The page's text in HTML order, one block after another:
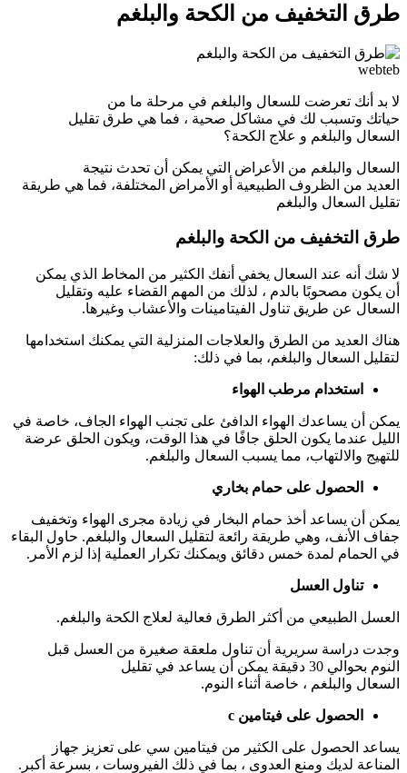
طرق التخفيف من الكحة والبلغم
webteb
لا بد أنك تعرضت للسعال والبلغم في مرحلة ما من
حياتك وتسبب لك في مشاكل صحية ، فما هي طرق تقليل
السعال والبلغم و علاج الكحة؟
السعال والبلغم من الأعراض التي يمكن أن تحدث نتيجة
العديد من الظروف الطبيعية أو الأمراض المختلفة، فما هي طريقة
تقليل السعال والبلغم
طرق التخفيف من الكحة والبلغم
لا شك أنه عند السعال يخفي أنفك الكثير من المخاط الذي يمكن
أن يكون مصحوبًا بالدم ، لذلك من المهم القضاء عليه وتقليل
السعال عن طريق تناول الفيتامينات والأعشاب وغيرها.
هناك العديد من الطرق والعلاجات المنزلية التي يمكنك استخدامها
لتقليل السعال والبلغم، بما في ذلك:
استخدام مرطب الهواء
يمكن أن يساعدك الهواء الدافئ على تجنب الهواء الجاف، خاصة في
الليل عندما يكون الحلق جافًا في هذا الوقت، ويكون الحلق عرضة
للتهيج والالتهاب، مما يسبب السعال والبلغم.
الحصول على حمام بخاري
يمكن أن يساعد أخذ حمام البخار في زيادة مجرى الهواء وتخفيف
جفاف الأنف، وهي طريقة رائعة لتقليل السعال والبلغم. حاول البقاء
في الحمام لمدة خمس دقائق ويمكنك تكرار العملية إذا لزم الأمر.
تناول العسل
العسل الطبيعي من أكثر الطرق فعالية لعلاج الكحة والبلغم.
وجدت دراسة سريرية أن تناول ملعقة صغيرة من العسل قبل
النوم بحوالي 30 دقيقة يمكن أن يساعد في تقليل
السعال والبلغم ، خاصة أثناء النوم.
الحصول على فيتامين c
يساعد الحصول على الكثير من فيتامين سي على تعزيز جهاز
المناعة لديك ومنع العدوى ، بما في ذلك الفيروسات ، بسرعة أكبر.